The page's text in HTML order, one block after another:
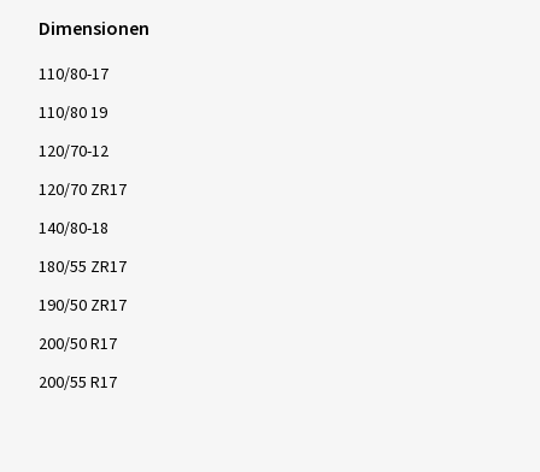
Dimensionen
110/80-17
110/80 19
120/70-12
120/70 ZR17
140/80-18
180/55 ZR17
190/50 ZR17
200/50 R17
200/55 R17